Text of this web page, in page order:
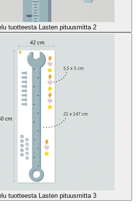
tuotteesta Lasten pituusmitta 2
tuotteesta Lasten pituusmitta 3